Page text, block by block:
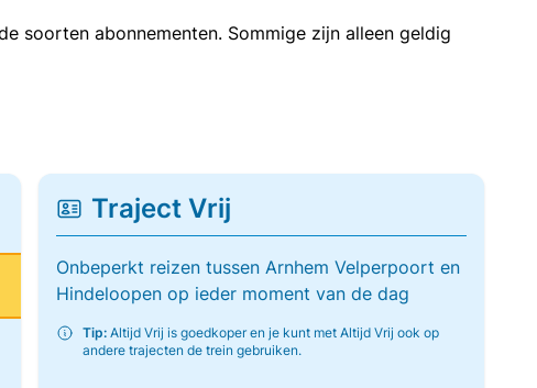
soorten abonnementen. Sommige zijn alleen geldig
Traject Vrij
Onbeperkt reizen tussen Arnhem Velperpoort en
Hindeloopen op ieder moment van de dag
Tip:Altijd Vrij is goedkoper en je kunt met Altijd Vrij ook op
andere trajecten de trein gebruiken.